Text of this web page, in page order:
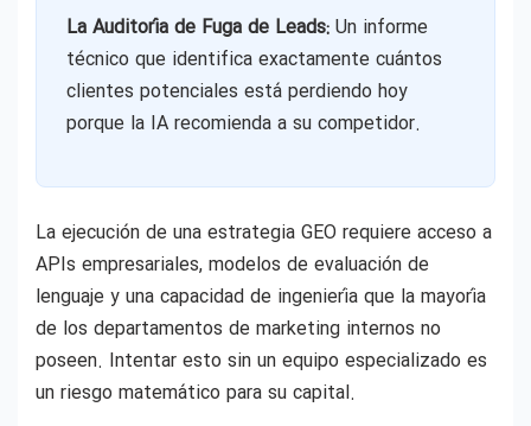
La Auditoría de Fuga de Leads: Un informe
técnico que identifica exactamente cuántos
clientes potenciales está perdiendo hoy
porque la IA recomienda a su competidor.
La ejecución de una estrategia GEO requiere acceso a
APIs empresariales, modelos de evaluación de
lenguaje y una capacidad de ingeniería que la mayoría
de los departamentos de marketing internos no
poseen. Intentar esto sin un equipo especializado es
un riesgo matemático para su capital.